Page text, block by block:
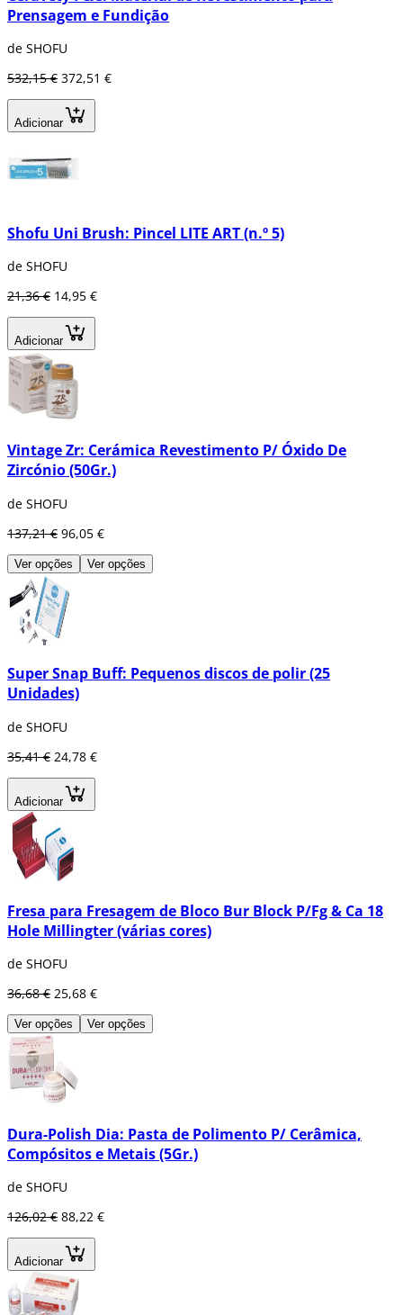
Prensagem e Fundição
de SHOFU
532,15 € 372,51 €
Adicionar
Shofu Uni Brush: Pincel LITE ART (n.º 5)
de SHOFU
21,36 € 14,95 €
Adicionar
Vintage Zr: Cerámica Revestimento P/ Óxido De
Zircónio (50Gr.)
de SHOFU
137,21 € 96,05 €
Ver opções Ver opções
Super Snap Buff: Pequenos discos de polir (25
Unidades)
de SHOFU
35,41 € 24,78 €
Adicionar
Fresa para Fresagem de Bloco Bur Block P/Fg & Ca 18
Hole Millingter (várias cores)
de SHOFU
36,68 € 25,68 €
Ver opções Ver opções
Dura-Polish Dia: Pasta de Polimento P/ Cerâmica,
Compósitos e Metais (5Gr.)
de SHOFU
126,02 € 88,22 €
Adicionar